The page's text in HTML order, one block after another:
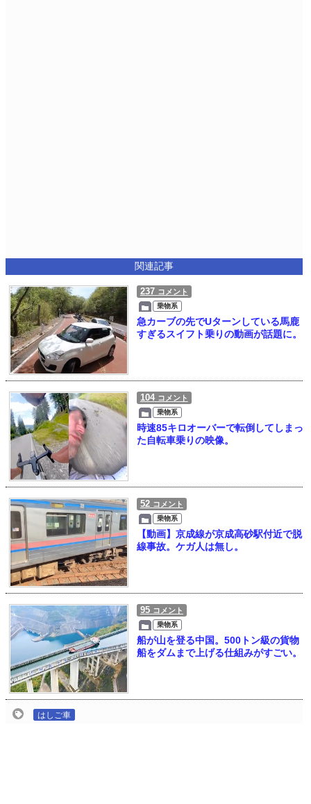
関連記事
237 コメント
乗物系
急カーブの先でUターンしている馬鹿
すぎるスイフト乗りの動画が話題に。
104 コメント
乗物系
時速85キロオーバーで転倒してしまっ
た自転車乗りの映像。
52 コメント
乗物系
【動画】京成線が京成高砂駅付近で脱
線事故。ケガ人は無し。
95 コメント
乗物系
船が山を登る中国。500トン級の貨物
船をダムまで上げる仕組みがすごい。
はしご車